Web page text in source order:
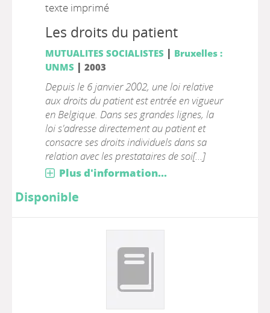
texte imprimé
Les droits du patient
MUTUALITES SOCIALISTES | Bruxelles :
UNMS | 2003
Depuis le 6 janvier 2002, une loi relative
aux droits du patient est entrée en vigueur
en Belgique. Dans ses grandes lignes, la
loi s'adresse directement au patient et
consacre ses droits individuels dans sa
relation avec les prestataires de soi[...]
Plus d'information...
Disponible